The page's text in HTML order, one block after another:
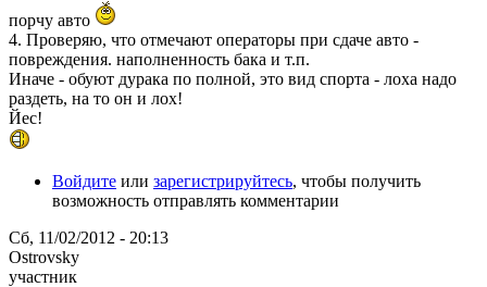
порчу авто
4. Проверяю, что отмечают операторы при сдаче авто -
повреждения. наполненность бака и т.п.
Иначе - обуют дурака по полной, это вид спорта - лоха надо
раздеть, на то он и лох!
Йес!
Войдите или зарегистрируйтесь, чтобы получить
возможность отправлять комментарии
Сб, 11/02/2012 - 20:13
Ostrovsky
участник